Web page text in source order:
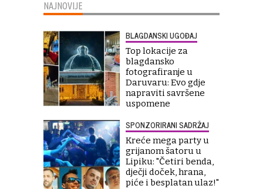
NAJNOVIJE
BLAGDANSKI UGOĐAJ
Top lokacije za
blagdansko
fotografiranje u
Daruvaru: Evo gdje
napraviti savršene
uspomene
SPONZORIRANI SADRŽAJ
Kreće mega party u
grijanom šatoru u
Lipiku: "Četiri benda,
dječji doček, hrana,
piće i besplatan ulaz!"